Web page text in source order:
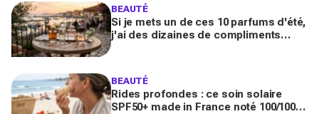
BEAUTÉ
Si je mets un de ces 10 parfums d'été,
j'ai des dizaines de compliments
BEAUTÉ
Rides profondes : ce soin solaire
SPF50+ made in France noté 100/100